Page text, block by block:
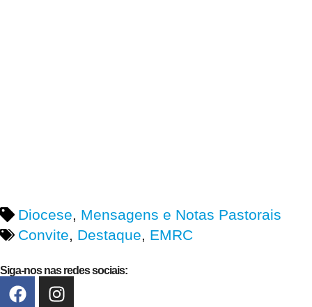
Diocese, Mensagens e Notas Pastorais
Convite, Destaque, EMRC
Siga-nos nas redes sociais: